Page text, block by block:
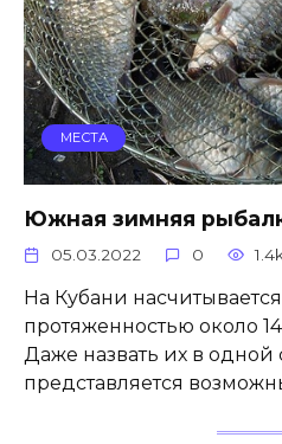
МЕСТА
Южная зимняя
05.03.2022 0
На Кубани
протяженностью около
Даже назвать их в одной
представляется